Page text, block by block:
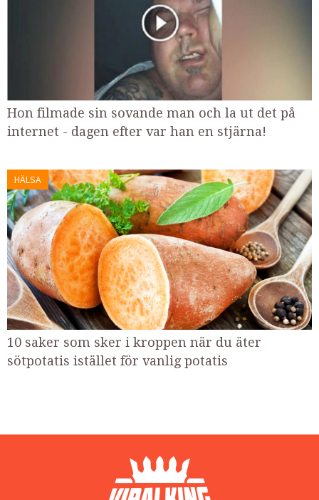
Hon filmade sin sovande man och la ut det på
internet - dagen efter var han en stjärna!
HÄLSA
10 saker som sker i kroppen när du äter
sötpotatis istället för vanlig potatis